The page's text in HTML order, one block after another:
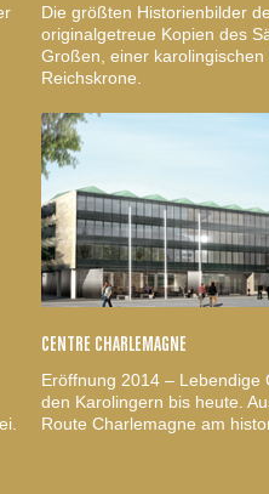
Die größten Historienbilder
originalgetreue Kopien des
Großen, einer
Reichskrone.
CENTRE CHARLEMAGNE
Eröffnung 2014 – Lebendige
den Karolingern bis heute.
Route Charlemagne am